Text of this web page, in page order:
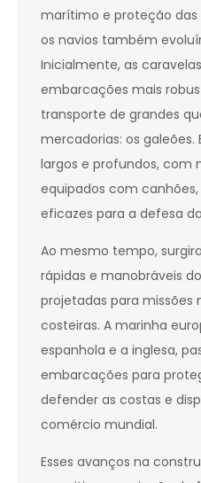
marítimo e proteção das
os navios também
Inicialmente, as
embarcações mais
transporte de grandes
mercadorias: os galeões.
largos e profundos, com
equipados com
eficazes para a defesa
Ao mesmo tempo,
rápidas e manobráveis
projetadas para missões
costeiras. A marinha
espanhola e a inglesa,
embarcações para
defender as costas e
comércio mundial.
Esses avanços na